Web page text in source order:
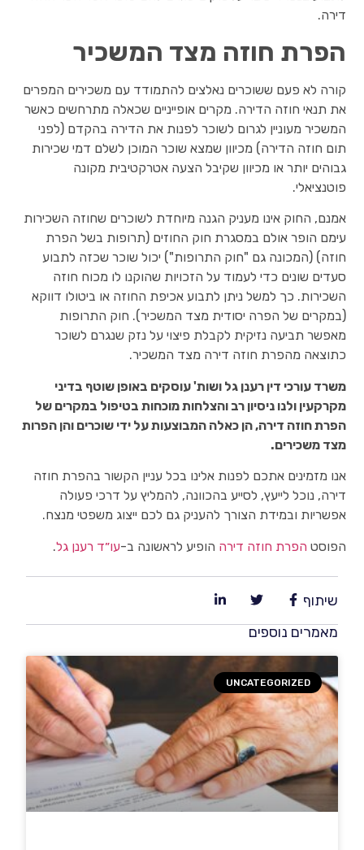
דירה.
הפרת חוזה מצד המשכיר
קורה לא פעם ששוכרים נאלצים להתמודד עם משכירים המפרים
את תנאי חוזה הדירה. מקרים אופייניים שכאלה מתרחשים כאשר
המשכיר מעוניין לגרום לשוכר לפנות את הדירה בהקדם (לפני
תום חוזה הדירה) מכיוון שמצא שוכר המוכן לשלם דמי שכירות
גבוהים יותר או מכיוון שקיבל הצעה אטרקטיבית מקונה
פוטנציאלי.
אמנם, החוק אינו מעניק הגנה מיוחדת לשוכרים שחוזה השכירות
עימם הופר אולם במסגרת חוק החוזים (תרופות בשל הפרת
חוזה) (המכונה גם "חוק התרופות") יכול שוכר שכזה לתבוע
סעדים שונים כדי לעמוד על הזכויות שהוקנו לו מכוח חוזה
השכירות. כך למשל ניתן לתבוע אכיפת החוזה או ביטולו דווקא
(במקרים של הפרה יסודית מצד המשכיר). חוק התרופות
מאפשר תביעה נזיקית לקבלת פיצוי על נזק שנגרם לשוכר
כתוצאה מהפרת חוזה דירה מצד המשכיר.
משרד עורכי דין רענן גל ושות' עוסקים באופן שוטף בדיני
מקרקעין ולנו ניסיון רב והצלחות מוכחות בטיפול במקרים של
הפרת חוזה דירה, הן כאלה המבוצעות על ידי שוכרים והן הפרות
מצד משכירים.
אנו מזמינים אתכם לפנות אלינו בכל עניין הקשור בהפרת חוזה
דירה, נוכל לייעץ, לסייע בהכוונה, להמליץ על דרכי פעולה
אפשריות ובמידת הצורך להעניק גם לכם ייצוג משפטי מנצח.
הפוסט הפרת חוזה דירה הופיע לראשונה ב-עו״ד רענן גל.
שיתוף
מאמרים נוספים
UNCATEGORIZED